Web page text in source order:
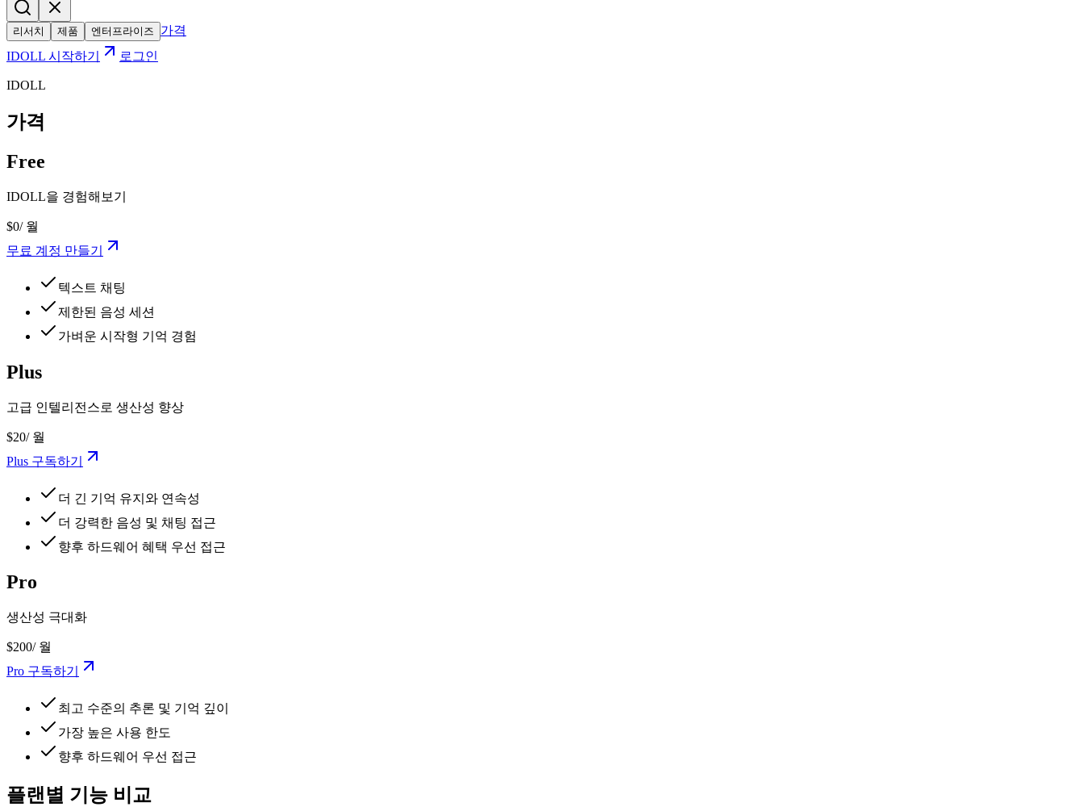
리서치 제품 엔터프라이즈
가격
IDOLL 시작하기
로그인
IDOLL
가격
Free
IDOLL을 경험해보기
$0/ 월
무료 계정 만들기
텍스트 채팅
제한된 음성 세션
가벼운 시작형 기억 경험
Plus
고급 인텔리전스로 생산성 향상
$20/ 월
Plus 구독하기
더 긴 기억 유지와 연속성
더 강력한 음성 및 채팅 접근
향후 하드웨어 혜택 우선 접근
Pro
생산성 극대화
$200/ 월
Pro 구독하기
최고 수준의 추론 및 기억 깊이
가장 높은 사용 한도
향후 하드웨어 우선 접근
플랜별 기능 비교